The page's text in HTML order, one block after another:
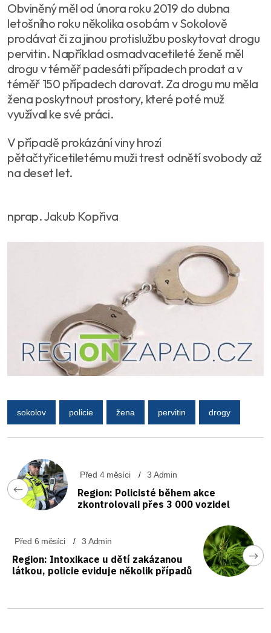
Obviněný měl od února roku 2019 do dubna
letošního roku několika osobám v Sokolově
prodávat či za jinou protislužbu poskytovat drogu
pervitin. Například osmadvacetileté ženě měl
drogu v téměř padesáti případech prodat a v
téměř 150 případech darovat. Za drogu mu měla
žena poskytnout prostory, které poté muž
využíval ke své práci.
V případě prokázání viny hrozí
pětačtyřicetiletému muži trest odnětí svobody až
na deset let.
nprap. Jakub Kopřiva
sokolov policie žena pervitin drogy
Před 4 měsíci 3 Admin
Region: Policisté během akce
zkontrolovali přes 3 000 vozidel
Před 6 měsíci 3 Admin
Region: Intoxikace u dětí zakázanou
látkou, policie eviduje několik případů